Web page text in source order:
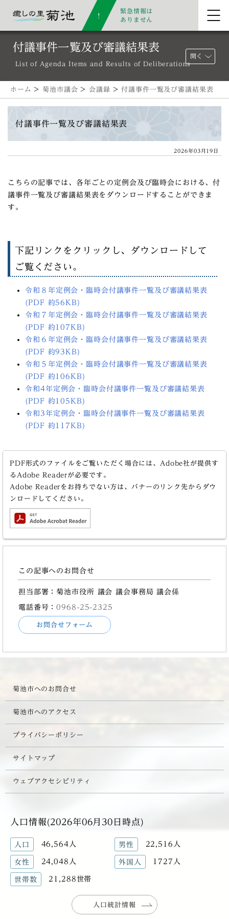
緊急情報は
ありません
付議事件一覧及び審議結果表
List of Agenda Items and Results of Deliberations
開く
ホーム > 菊池市議会 >会議録 >付議事件一覧及び審議結果表
付議事件一覧及び審議結果表
2026年03月19日
こちらの記事では、各年ごとの定例会及び臨時会における、付
議事件一覧及び審議結果表をダウンロードすることができま
す。
下記リンクをクリックし、ダウンロードして
ご覧ください。
令和８年定例会・臨時会付議事件一覧及び審議結果表
(PDF 約56KB)
令和７年定例会・臨時会付議事件一覧及び審議結果表
(PDF 約107KB)
令和６年定例会・臨時会付議事件一覧及び審議結果表
(PDF 約93KB)
令和５年定例会・臨時会付議事件一覧及び審議結果表
(PDF 約106KB)
令和4年定例会・臨時会付議事件一覧及び審議結果表
(PDF 約105KB)
令和3年定例会・臨時会付議事件一覧及び審議結果表
(PDF 約117KB)
PDF形式のファイルをご覧いただく場合には、Adobe社が提供す
るAdobe Readerが必要です。
Adobe Readerをお持ちでない方は、バナーのリンク先からダウ
ンロードしてください。
この記事へのお問合せ
担当部署：菊池市役所 議会 議会事務局 議会係
電話番号：0968-25-2325
お問合せフォーム
菊池市へのお問合せ
菊池市へのアクセス
プライバシーポリシー
サイトマップ
ウェブアクセシビリティ
人口情報(2026年06月30日時点)
人口 46,564人 男性 22,516人
女性 24,048人 外国人 1727人
世帯数 21,288世帯
人口統計情報